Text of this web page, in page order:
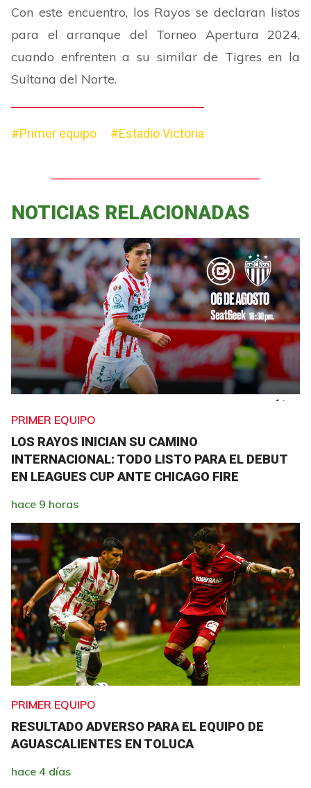
Con este encuentro, los Rayos se declaran listos
para el arranque del Torneo Apertura 2024,
cuando enfrenten a su similar de Tigres en la
Sultana del Norte.
#Primer equipo #Estadio Victoria
NOTICIAS RELACIONADAS
PRIMER EQUIPO
LOS RAYOS INICIAN SU CAMINO
INTERNACIONAL: TODO LISTO PARA EL DEBUT
EN LEAGUES CUP ANTE CHICAGO FIRE
hace 9 horas
PRIMER EQUIPO
RESULTADO ADVERSO PARA EL EQUIPO DE
AGUASCALIENTES EN TOLUCA
hace 4 días